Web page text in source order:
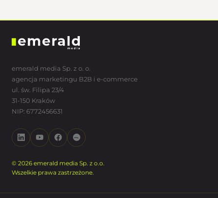
emerald media Sp. z o. o.
agencja marketingu B2B i e-commerce
ul. św. Filipa 23/4
31-150 Kraków
NIP: 6772456631
© 2026 emerald media Sp. z o.o.
Wszelkie prawa zastrzeżone.